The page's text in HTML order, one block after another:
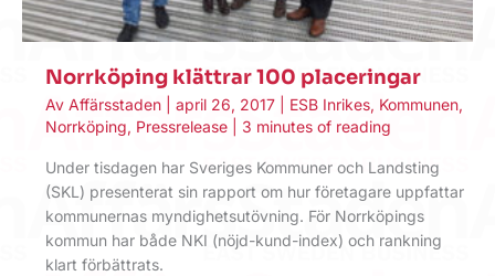
Norrköping klättrar 100 placeringar
Av Affärsstaden april 26, 2017 ESB Inrikes, Kommunen,
Norrköping, Pressrelease 3 minutes of reading
Under tisdagen har Sveriges Kommuner och Landsting
(SKL) presenterat sin rapport om hur företagare uppfattar
kommunernas myndighetsutövning. För Norrköpings
kommun har både NKI (nöjd-kund-index) och rankning
klart förbättrats.